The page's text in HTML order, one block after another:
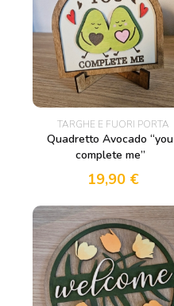
TARGHE E FUORI PORTA
Quadretto Avocado “you
complete me”
19,90 €